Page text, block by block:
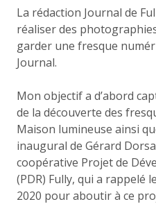
La rédaction Journal de
réaliser des
garder une fresque
Journal.
Mon objectif a d’abord
de la découverte des
Maison lumineuse ainsi
inaugural de Gérard
coopérative Projet de
(PDR) Fully, qui a rappelé
2020 pour aboutir à ce